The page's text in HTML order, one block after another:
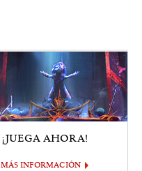
¡JUEGA AHORA!
MÁS INFORMACIÓN